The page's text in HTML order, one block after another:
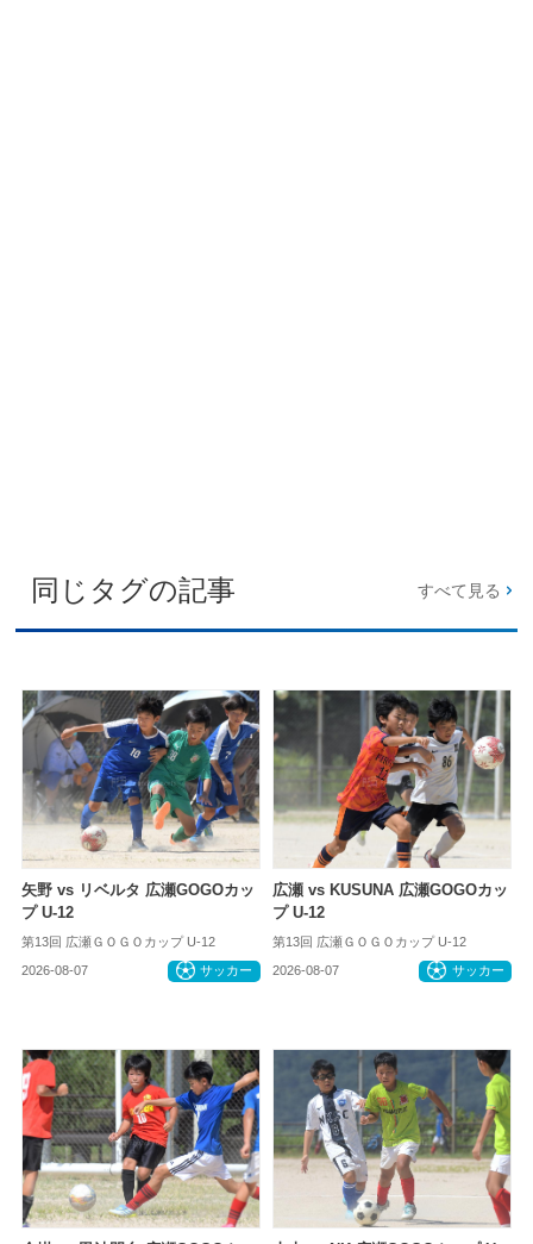
同じタグの記事 すべて見る
矢野 vs リベルタ 広瀬GOGOカッ
プ U-12
第13回 広瀬ＧＯＧＯカップ U-12
2026-08-07 サッカー
広瀬 vs KUSUNA 広瀬GOGOカッ
プ U-12
第13回 広瀬ＧＯＧＯカップ U-12
2026-08-07 サッカー